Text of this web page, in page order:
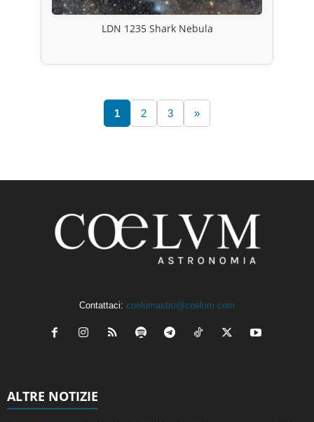
LDN 1235 Shark Nebula
1 2 3 »
Contattaci: coelumastro@coelum.com
ALTRE NOTIZIE